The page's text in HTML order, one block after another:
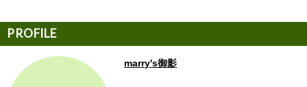
marry's御影